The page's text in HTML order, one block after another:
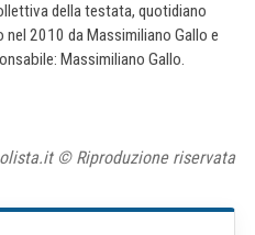
della testata, quotidiano
2010 da Massimiliano Gallo e
Massimiliano Gallo.
© Riproduzione riservata